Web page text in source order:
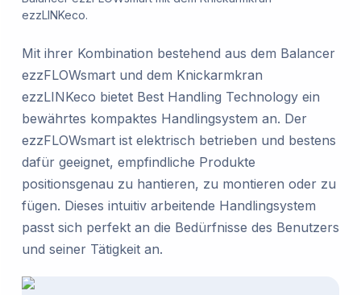
ezzLINKeco.
Mit ihrer Kombination bestehend aus dem Balancer
ezzFLOWsmart und dem Knickarmkran
ezzLINKeco bietet Best Handling Technology ein
bewährtes kompaktes Handlingsystem an. Der
ezzFLOWsmart ist elektrisch betrieben und bestens
dafür geeignet, empfindliche Produkte
positionsgenau zu hantieren, zu montieren oder zu
fügen. Dieses intuitiv arbeitende Handlingsystem
passt sich perfekt an die Bedürfnisse des Benutzers
und seiner Tätigkeit an.